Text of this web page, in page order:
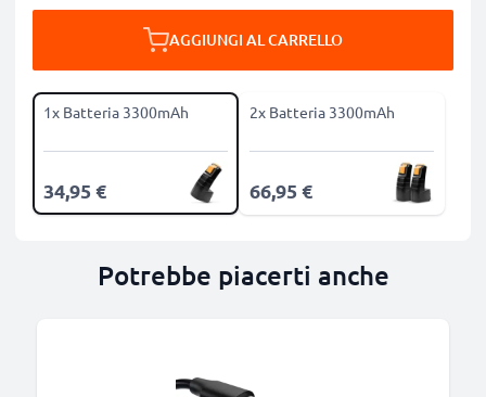
AGGIUNGI AL CARRELLO
1x Batteria 3300mAh
34,95 €
2x Batteria 3300mAh
66,95 €
Potrebbe piacerti anche